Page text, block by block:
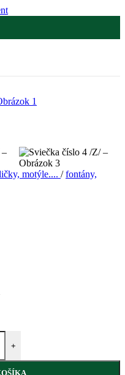
motýle.... / fontány,
+